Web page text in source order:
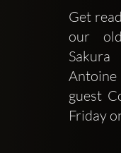
Get
our
guest
Friday